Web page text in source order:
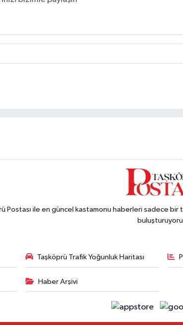
Postası ile en güncel kastamonu haberleri sadece
Taşköprü Trafik Yoğunluk Haritası
Haber Arşivi